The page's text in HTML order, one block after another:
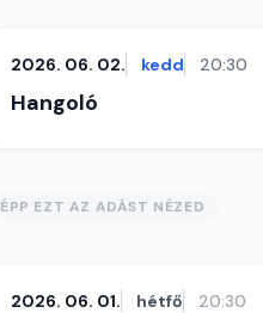
2026. 06. 02. kedd 20:30
Hangoló
ÉPP EZT AZ ADÁST NÉZED
2026. 06. 01. hétfő 20:30